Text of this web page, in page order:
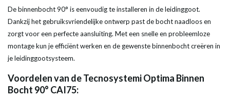
De binnenbocht 90° is eenvoudig te installeren in de leidinggoot.
Dankzij het gebruiksvriendelijke ontwerp past de bocht naadloos en
zorgt voor een perfecte aansluiting. Met een snelle en probleemloze
montage kun je efficiënt werken en de gewenste binnenbocht creëren in
je leidinggootsysteem.
Voordelen van de Tecnosystemi Optima Binnen
Bocht 90° CAI75: